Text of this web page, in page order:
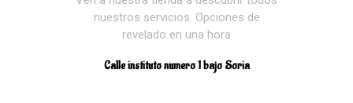
nuestros servicios. Opciones de
revelado en una hora
Calle instituto numero 1 bajo Soria